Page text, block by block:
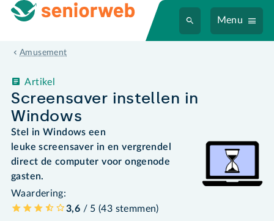
Menu
Amusement
Screensaver instellen in
Windows
Artikel
Stel in Windows een
leuke screensaver in en vergrendel
direct de computer voor ongenode
gasten.
Waardering:
3,6 / 5 (43 stemmen)